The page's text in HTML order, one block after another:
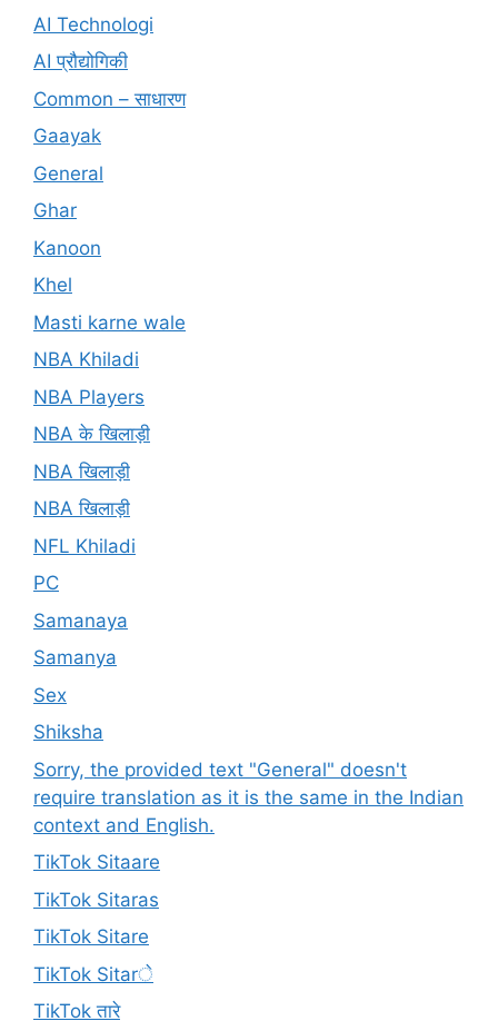
AI Technologi
AI प्रौद्योगिकी
Common – साधारण
Gaayak
General
Ghar
Kanoon
Khel
Masti karne wale
NBA Khiladi
NBA Players
NBA के खिलाड़ी
NBA खिलाड़ी
NBA खिलाड़ी
NFL Khiladi
PC
Samanaya
Samanya
Sex
Shiksha
Sorry, the provided text "General" doesn't
require translation as it is the same in the Indian
context and English.
TikTok Sitaare
TikTok Sitaras
TikTok Sitare
TikTok Sitarे
TikTok तारे